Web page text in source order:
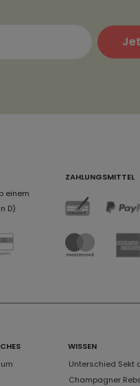
einem
D)
ZAHLUNGSMITTEL
WISSEN
Unterschied Sekt
Champagner